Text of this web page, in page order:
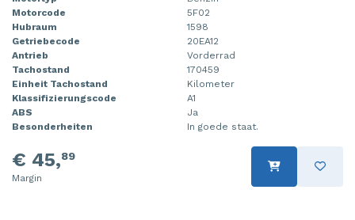
Motorcode
5F02
Hubraum
1598
Getriebecode
20EA12
Antrieb
Vorderrad
Tachostand
170459
Einheit Tachostand
Kilometer
Klassifizierungscode
A1
ABS
Ja
Besonderheiten
In goede staat.
€ 45,89
Margin
Steuergerät Motormanagement
Steuergerät Motormanagement
Stoßdämpferstrebe links vorne
Stoßdämpferstrebe rechts vorne
Turbo
Tür 2-türig links
Tür 4-türig links hinten
Tür 4-türig links vorne
Tür 4-türig rechts hinten
Tür 4-türig rechts vorne